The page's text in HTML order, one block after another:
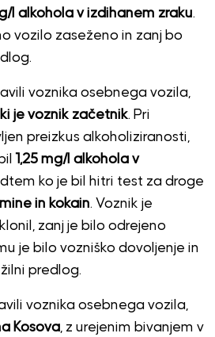
l alkohola v izdihanem zraku.
vozilo zaseženo in zanj bo
voznika osebnega vozila,
je voznik začetnik. Pri
preizkus alkoholiziranosti,
1,25 mg/l alkohola v
ko je bil hitri test za droge
in kokain. Voznik je
zanj je bilo odrejeno
je bilo vozniško dovoljenje in
predlog.
voznika osebnega vozila,
Kosova, z urejenim bivanjem v